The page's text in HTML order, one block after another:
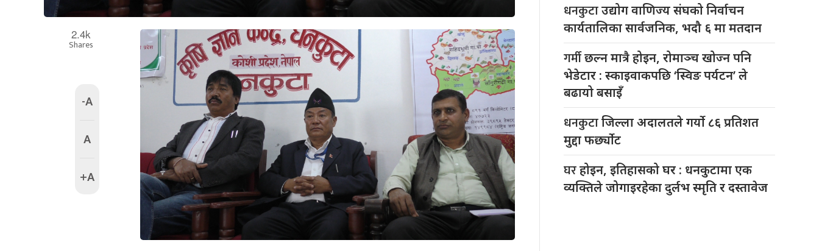
2.4k
Shares
-A
A
+A
धनकुटाउद्योग वाणिज्य संघको निर्वाचन
कार्यतालिका सार्वजनिक, भदौ ६ मा मतदान
गर्मीछल्न मात्रै होइन, रोमाञ्च खोज्न पनि
भेडेटार : स्काइवाकपछि ‘स्विङ पर्यटन’ ले
बढायो बसाइँ
धनकुटाजिल्ला अदालतले गर्यो ८६ प्रतिशत
मुद्दा फर्छ्योट
घरहोइन, इतिहासको घर : धनकुटामा एक
व्यक्तिले जोगाइरहेका दुर्लभ स्मृति र दस्तावेज